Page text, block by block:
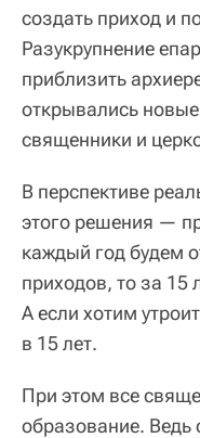
создать приход и
Разукрупнение
приблизить
открывались
священники и
В перспективе
этого решения —
каждый год будем
приходов, то за 15
А если хотим
в 15 лет.
При этом все
образование.